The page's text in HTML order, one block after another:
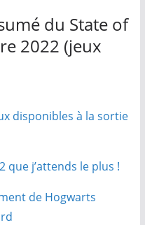
du State of
2022 (jeux
disponibles à la sortie
que j’attends le plus !
de Hogwarts